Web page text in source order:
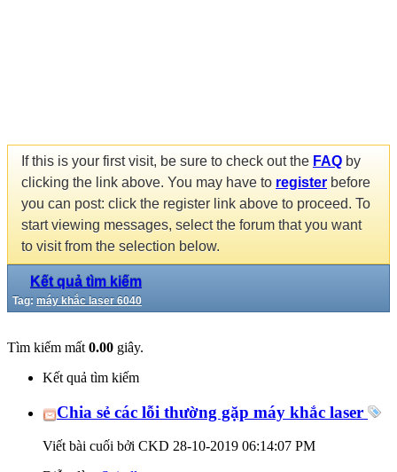
If this is your first visit, be sure to check out the FAQ by
clicking the link above. You may have to register before
you can post: click the register link above to proceed. To
start viewing messages, select the forum that you want
to visit from the selection below.
Kết quả tìm kiếm
Tag: máy khắc laser 6040
Tìm kiếm mất 0.00 giây.
Kết quả tìm kiếm
Chia sẻ các lỗi thường gặp máy khắc laser
Viết bài cuối bởi CKD 28-10-2019 06:14:07 PM